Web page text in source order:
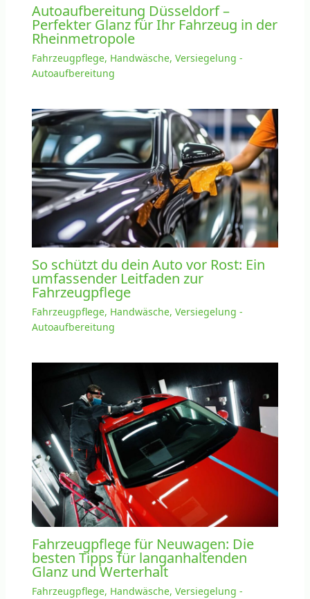
Autoaufbereitung Düsseldorf –
Perfekter Glanz für Ihr Fahrzeug in der
Rheinmetropole
Fahrzeugpflege, Handwäsche, Versiegelung -
Autoaufbereitung
So schützt du dein Auto vor Rost: Ein
umfassender Leitfaden zur
Fahrzeugpflege
Fahrzeugpflege, Handwäsche, Versiegelung -
Autoaufbereitung
Fahrzeugpflege für Neuwagen: Die
besten Tipps für langanhaltenden
Glanz und Werterhalt
Fahrzeugpflege, Handwäsche, Versiegelung -